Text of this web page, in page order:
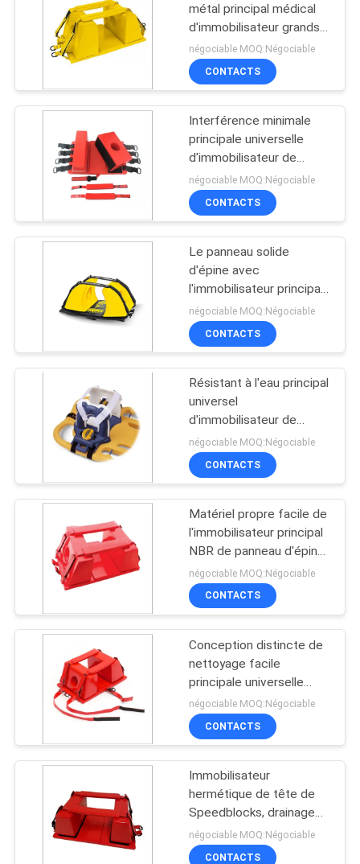
QUALITÉ
NOUS
CONTACTER
NOUVELLES
DEMANDEZ
UN DEVIS
PRIVACY
POLICY
Canapé de piscine
de mousse
21
Selle de piscine de
mousse
32
Gilet de vie de
mousse
25
Maître nageur
Rescue Tube
Immobilisateur
principal universel
métal principal médical
d'immobilisateur grands
pour la surveillance
négociable MOQ:Négociable
CONTACTS
Interférence minimale
principale universelle
d'immobilisateur de
secours avec X Ray
négociable MOQ:Négociable
CONTACTS
Le panneau solide
d'épine avec
l'immobilisateur principal
et attache non
l'absorption d'eau
négociable MOQ:Négociable
CONTACTS
Résistant à l'eau principal
universel
d'immobilisateur de
patients avec la civière
de scoop
négociable MOQ:Négociable
CONTACTS
Matériel propre facile de
l'immobilisateur principal
NBR de panneau d'épine
de revêtement en
plastique
négociable MOQ:Négociable
CONTACTS
Conception distincte de
nettoyage facile
principale universelle
légère d'immobilisateur
négociable MOQ:Négociable
CONTACTS
Immobilisateur
hermétique de tête de
Speedblocks, drainage
de bloc principal de
Spineboard non
négociable MOQ:Négociable
CONTACTS